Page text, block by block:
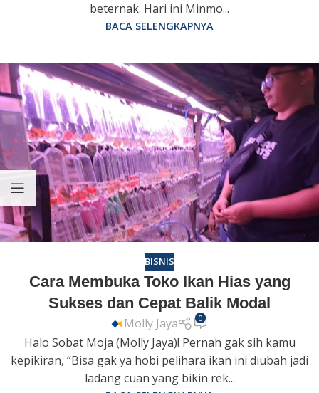
beternak. Hari ini Minmo...
BACA SELENGKAPNYA
BISNIS
Cara Membuka Toko Ikan Hias yang
Sukses dan Cepat Balik Modal
Molly Jaya 0
Halo Sobat Moja (Molly Jaya)! Pernah gak sih kamu
kepikiran, “Bisa gak ya hobi pelihara ikan ini diubah jadi
ladang cuan yang bikin rek...